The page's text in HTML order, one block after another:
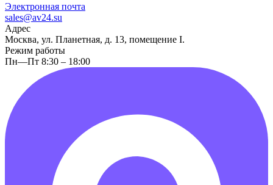
Электронная почта
sales@av24.su
Адрес
Москва, ул. Планетная, д. 13, помещение I.
Режим работы
Пн—Пт 8:30 – 18:00